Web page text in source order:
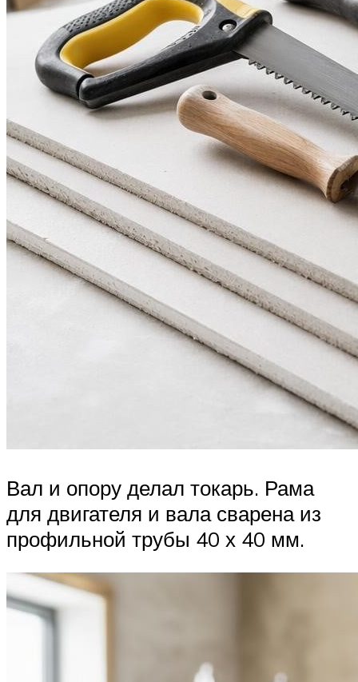
Вал и опору делал токарь. Рама
для двигателя и вала сварена из
профильной трубы 40 х 40 мм.